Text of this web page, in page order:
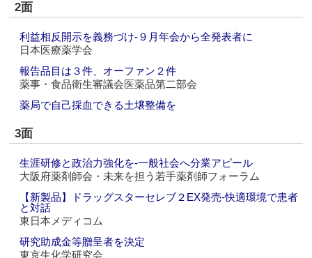
2面
利益相反開示を義務づけ‐９月年会から全発表者に
日本医療薬学会
報告品目は３件、オーファン２件
薬事・食品衛生審議会医薬品第二部会
薬局で自己採血できる土壌整備を
3面
生涯研修と政治力強化を‐一般社会へ分業アピール
大阪府薬剤師会・未来を担う若手薬剤師フォーラム
【新製品】ドラッグスターセレブ２EX発売‐快適環境で患者
と対話
東日本メディコム
研究助成金等贈呈者を決定
東京生化学研究会